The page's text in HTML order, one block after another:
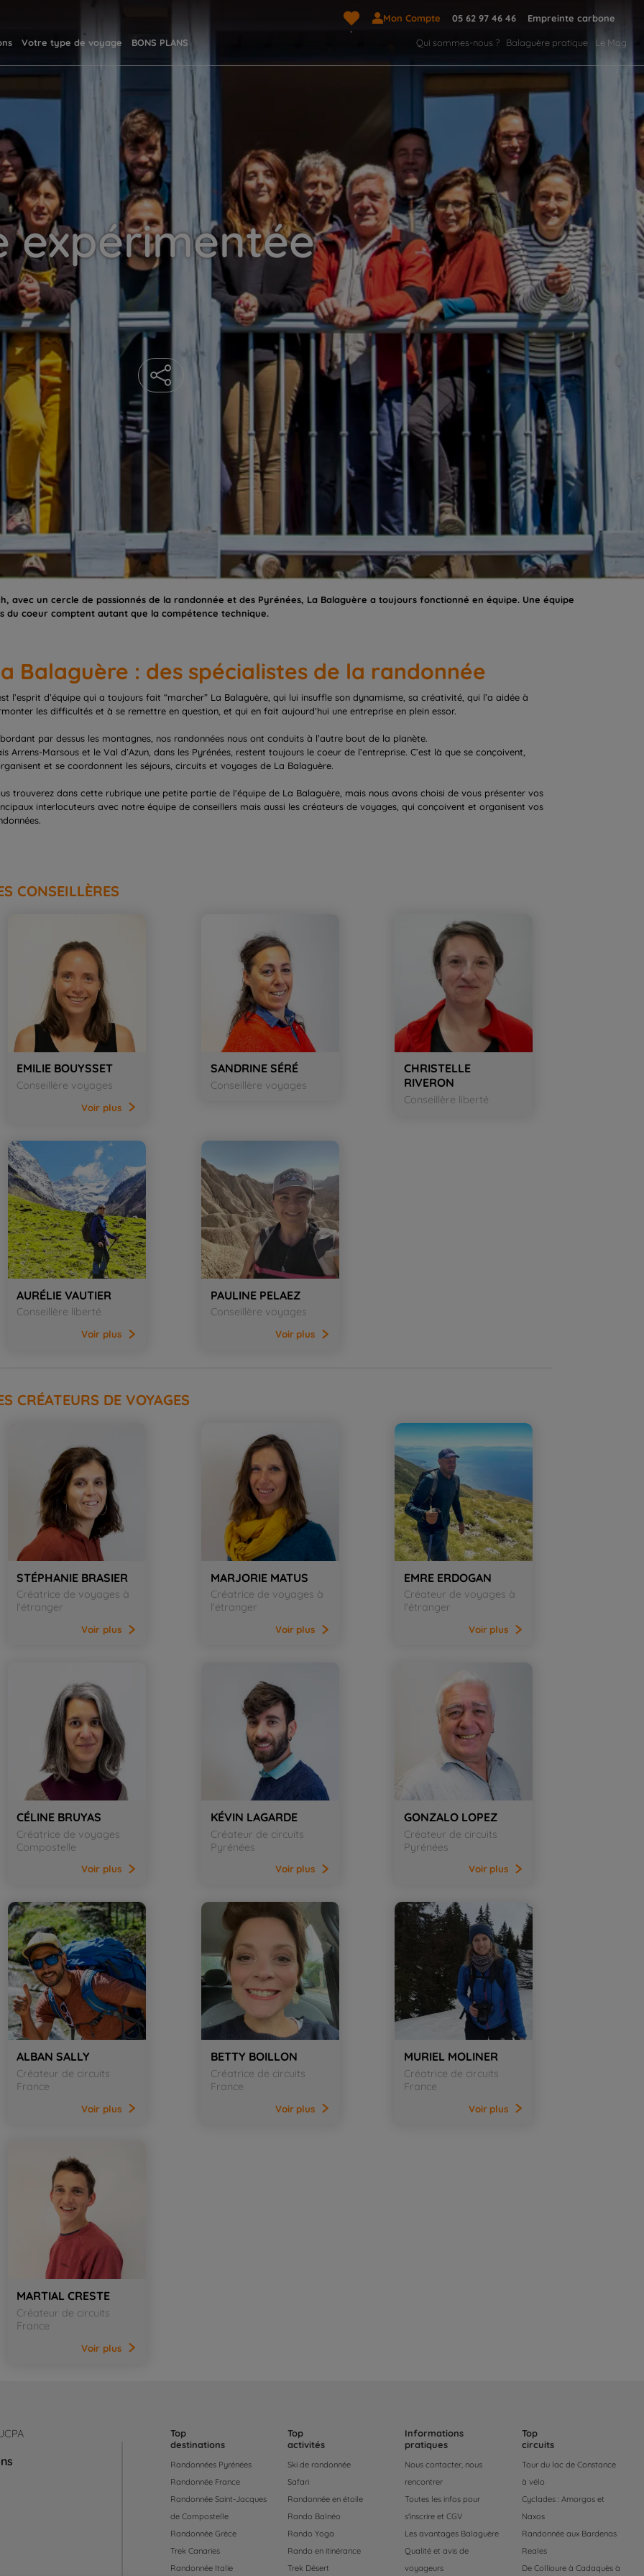
Mon Compte 05 62 97 46 46 Empreinte carbone
Votre type de voyage BONS PLANS Qui sommes-nous ? Balaguère pratique Le Mag
expérimentée
avec un cercle de passionnés de la randonnée et des Pyrénées, La Balaguère a toujours fonctionné en équipe. Une équipe
coeur comptent autant que la compétence technique.
Balaguère : des spécialistes de la randonnée
l’esprit d’équipe qui a toujours fait “marcher” La Balaguère, qui lui insuffle son dynamisme, sa créativité, qui l’a aidée à
les difficultés et à se remettre en question, et qui en fait aujourd’hui une entreprise en plein essor.
par dessus les montagnes, nos randonnées nous ont conduits à l’autre bout de la planète.
Arrens-Marsous et le Val d’Azun, dans les Pyrénées, restent toujours le coeur de l’entreprise. C’est là que se conçoivent,
et se coordonnent les séjours, circuits et voyages de La Balaguère.
trouverez dans cette rubrique une petite partie de l'équipe de La Balaguère, mais nous avons choisi de vous présenter vos
interlocuteurs avec notre équipe de conseillers mais aussi les créateurs de voyages, qui conçoivent et organisent vos
CONSEILLÈRES
EMILIE BOUYSSET
Conseillère voyages
Voir plus
SANDRINE SÉRÉ
Conseillère voyages
CHRISTELLE
RIVERON
Conseillère liberté
AURÉLIE VAUTIER
Conseillère liberté
Voir plus
PAULINE PELAEZ
Conseillère voyages
Voir plus
CRÉATEURS DE VOYAGES
STÉPHANIE BRASIER
Créatrice de voyages à
l'étranger
Voir plus
MARJORIE MATUS
Créatrice de voyages à
l'étranger
Voir plus
EMRE ERDOGAN
Créateur de voyages à
l'étranger
Voir plus
CÉLINE BRUYAS
Créatrice de voyages
Compostelle
Voir plus
KÉVIN LAGARDE
Créateur de circuits
Pyrénées
Voir plus
GONZALO LOPEZ
Créateur de circuits
Pyrénées
Voir plus
ALBAN SALLY
Créateur de circuits
France
Voir plus
BETTY BOILLON
Créatrice de circuits
France
Voir plus
MURIEL MOLINER
Créatrice de circuits
France
Voir plus
MARTIAL CRESTE
Créateur de circuits
France
Voir plus
Top
destinations
Randonnées Pyrénées
Randonnée France
Randonnée Saint-Jacques
de Compostelle
Randonnée Grèce
Trek Canaries
Randonnée Italie
Top
activités
Ski de randonnée
Safari
Randonnée en étoile
Rando Balnéo
Rando Yoga
Rando en itinérance
Trek Désert
Informations
pratiques
Nous contacter, nous
rencontrer
Toutes les infos pour
s'inscrire et CGV
Les avantages Balaguère
Qualité et avis de
voyageurs
Top
circuits
Tour du lac de Constance
à vélo
Cyclades : Amorgos et
Naxos
Randonnée aux Bardenas
Reales
De Collioure à Cadaquès à